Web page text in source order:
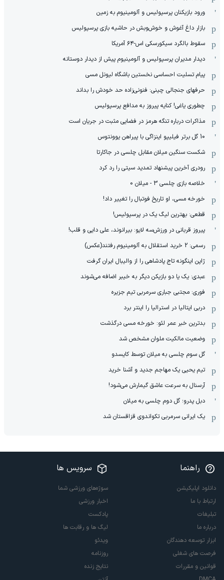
ورود بازیکنان پرسپولیس و آلومینیوم به زمین
بازار داغ آغوش و خوش‌و‌بش در حاشیه بازی پرسپولیس
سقوط بالگرد سیکورسکی اس-۶۴ آمریکا
دیدار مدیران پرسپولیس و آلومینیوم پیش از دیدار دوستانه
پیام تسلیت احساسی نخستین باشگاه لیونل مسی
حرفهای جنجالی چینی: فنونی‌زاده حد خودش را بداند
چطوری یاغی! کنایه پیروز به مدافع پرسپولیس
مذاکرات درباره تنگه هرمز در فضایی مثبت در جریان است
10 گل برتر فیلیپو اینزاگی با پیراهن یوونتوس
شکست سنگین میلان مقابل چلسی در جاکارتا
رودری آخرین پیشنهاد تمدید سیتی را رد کرد
خلاصه بازی چلسی 3 - میلان 0
خورخه مسی، او تاریخ فوتبال را تغییر داد!
قطعی: بهترین لیگ یک در پرسپولیس!
پیروز قربانی در ورزش‌سه لایو: بیرانوند، علی دایی و قلب!
رسمی: 2 خرید استقلال به آلومینیوم رفتند(عکس)
ژاپن اینگونه تاج پادشاهی را از والیبال ایران گرفت
عبدی: یک یا دو بازیکن دیگر به خیبر اضافه می‌شوند
فوری: مجتبی جباری سرمربی تیم جزیره
دربی ایتالیا در استرالیا را اینتر برد
بدترین خبر عمر لئو: خورخه مسی درگذشت
وضعیت مالکیت ملوان مشخص شد
گل سوم چلسی به میلان توسط کایسدو
تیم یحیی یک مهاجم جدید و آشنا خرید
آرسنال به سرعت عاشق گیمارش می‌شود!
دبل پدرو؛ گل دوم چلسی به میلان
یک ایرانی سرمربی تکواندوی قزاقستان شد
راهنما
دانلود اپلیکیشن
ارتباط با ما
تبلیغات
درباره ما
ابزار توسعه دهندگان
فرصت های شغلی
قوانین و مقررات
سرویس ها
سوژه‌های ورزشی شما
اخبار ورزشی
پادکست
لیگ ها و رقابت ها
ویدئو
روزنامه
نتایج زنده